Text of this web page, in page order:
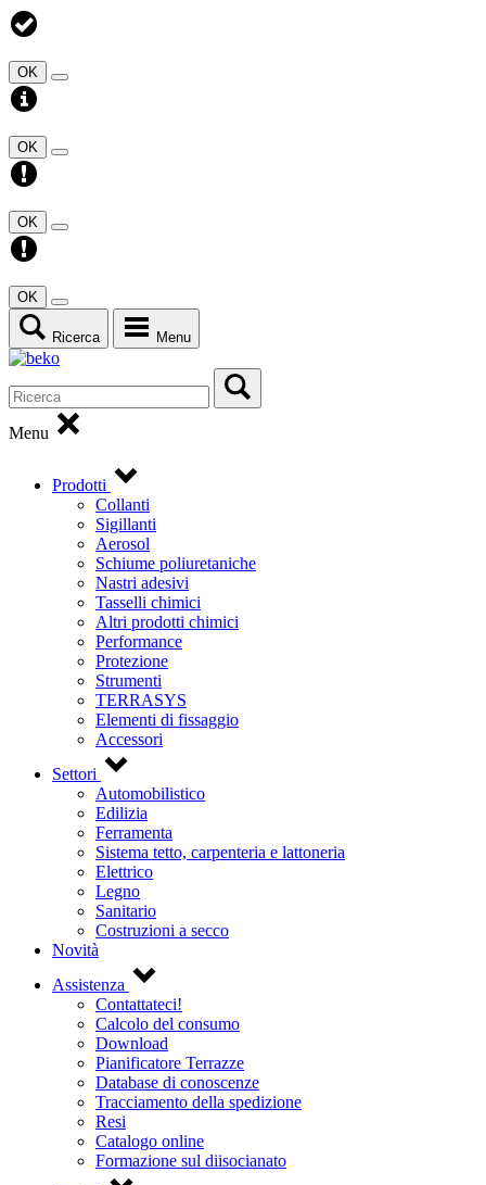
OK
OK
OK
OK
Ricerca Menu
Menu
Prodotti
Collanti
Sigillanti
Aerosol
Schiume poliuretaniche
Nastri adesivi
Tasselli chimici
Altri prodotti chimici
Performance
Protezione
Strumenti
TERRASYS
Elementi di fissaggio
Accessori
Settori
Automobilistico
Edilizia
Ferramenta
Sistema tetto, carpenteria e lattoneria
Elettrico
Legno
Sanitario
Costruzioni a secco
Novità
Assistenza
Contattateci!
Calcolo del consumo
Download
Pianificatore Terrazze
Database di conoscenze
Tracciamento della spedizione
Resi
Catalogo online
Formazione sul diisocianato